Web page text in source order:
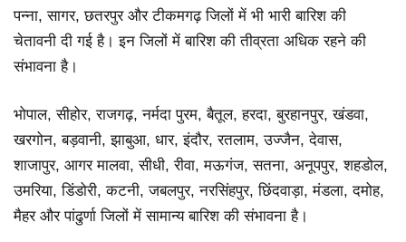
पन्ना, सागर, छतरपुर और टीकमगढ़ जिलों में भी भारी बारिश की
चेतावनी दी गई है। इन जिलों में बारिश की तीव्रता अधिक रहने की
संभावना है।
भोपाल, सीहोर, राजगढ़, नर्मदा पुरम, बैतूल, हरदा, बुरहानपुर, खंडवा,
खरगोन, बड़वानी, झाबुआ, धार, इंदौर, रतलाम, उज्जैन, देवास,
शाजापुर, आगर मालवा, सीधी, रीवा, मऊगंज, सतना, अनूपपुर, शहडोल,
उमरिया, डिंडोरी, कटनी, जबलपुर, नरसिंहपुर, छिंदवाड़ा, मंडला, दमोह,
मैहर और पांढुर्णा जिलों में सामान्य बारिश की संभावना है।